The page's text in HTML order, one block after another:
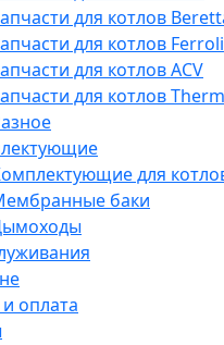
для котлов
для котлов Ferroli
для котлов ACV
для котлов
для
баки
оплата